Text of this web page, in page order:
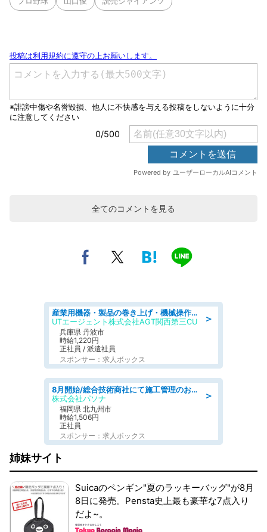
全てのコメントを見る
＞
産業用機器・製品の巻き上げ・機械操作・材料補充/寮完備/日勤/日払い/工場・製造
UTエージェント株式会社AGT関西第三CU
兵庫県 丹波市
時給1,220円
正社員 / 派遣社員
スポンサー：求人ボックス
＞
8月開始/総合技術商社にて施工管理のお仕事/即日勤務可/車通勤可/工事・土木施工管理/生産・品質管理
株式会社パソナ
福岡県 北九州市
時給1,506円
正社員
スポンサー：求人ボックス
姉妹サイト
Suicaのペンギン"夏のラッキーバッグ"が8月
8日に発売。Pensta史上最も豪華な7点入り
だよ~。